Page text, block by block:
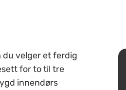
du velger et ferdig
for to til tre
innendørs